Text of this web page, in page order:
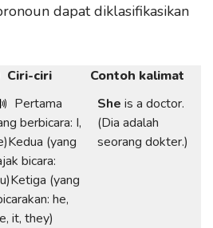
dapat diklasifikasikan
Ciri-ciri
Contoh kalimat
Pertama
berbicara: I,
(yang
bicara:
(yang
he,
it, they)
She is a doctor.
(Dia adalah
seorang dokter.)